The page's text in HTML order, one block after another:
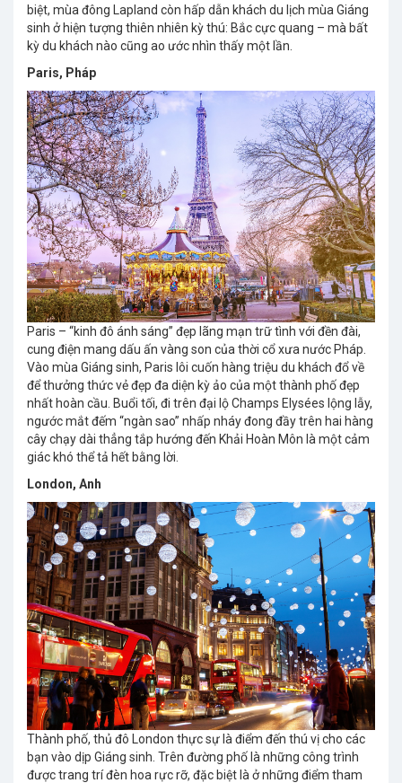
biệt, mùa đông Lapland còn hấp dẫn khách du lịch mùa Giáng
sinh ở hiện tượng thiên nhiên kỳ thú: Bắc cực quang – mà bất
kỳ du khách nào cũng ao ước nhìn thấy một lần.
Paris, Pháp
Paris – “kinh đô ánh sáng” đẹp lãng mạn trữ tình với đền đài,
cung điện mang dấu ấn vàng son của thời cổ xưa nước Pháp.
Vào mùa Giáng sinh, Paris lôi cuốn hàng triệu du khách đổ về
để thưởng thức vẻ đẹp đa diện kỳ ảo của một thành phố đẹp
nhất hoàn cầu. Buổi tối, đi trên đại lộ Champs Elysées lộng lẫy,
ngước mắt đếm “ngàn sao” nhấp nháy đong đầy trên hai hàng
cây chạy dài thẳng tắp hướng đến Khải Hoàn Môn là một cảm
giác khó thể tả hết bằng lời.
London, Anh
Thành phố, thủ đô London thực sự là điểm đến thú vị cho các
bạn vào dịp Giáng sinh. Trên đường phố là những công trình
được trang trí đèn hoa rực rỡ, đặc biệt là ở những điểm tham